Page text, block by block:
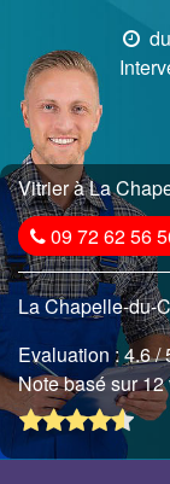
Vitrier à La
09 72 62 56
La Chapelle-du-
Evaluation :4.6/
Note basé sur 12